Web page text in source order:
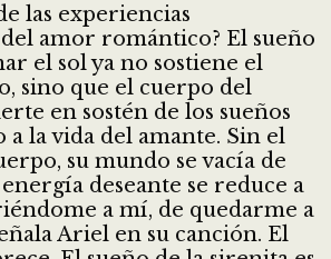
las experiencias
amor romántico? El sueño
el sol ya no sostiene el
sino que el cuerpo del
en sostén de los sueños
a la vida del amante. Sin el
su mundo se vacía de
deseante se reduce a
a mí, de quedarme a
Ariel en su canción. El